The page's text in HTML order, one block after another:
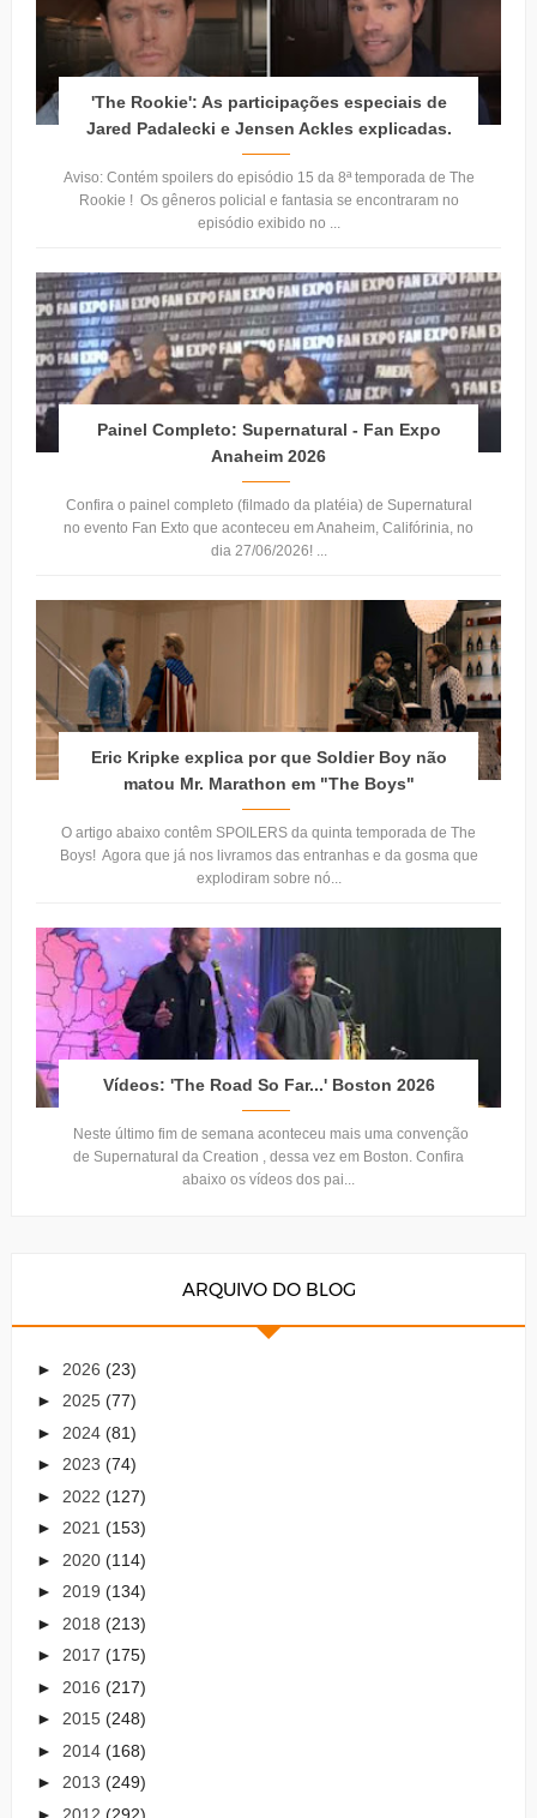
'The Rookie': As participações especiais de
Jared Padalecki e Jensen Ackles explicadas.
Aviso: Contém spoilers do episódio 15 da 8ª temporada de The
Rookie ! Os gêneros policial e fantasia se encontraram no
episódio exibido no ...
Painel Completo: Supernatural - Fan Expo
Anaheim 2026
Confira o painel completo (filmado da platéia) de Supernatural
no evento Fan Exto que aconteceu em Anaheim, Califórinia, no
dia 27/06/2026! ...
Eric Kripke explica por que Soldier Boy não
matou Mr. Marathon em "The Boys"
O artigo abaixo contêm SPOILERS da quinta temporada de The
Boys! Agora que já nos livramos das entranhas e da gosma que
explodiram sobre nó...
Vídeos: 'The Road So Far...' Boston 2026
Neste último fim de semana aconteceu mais uma convenção
de Supernatural da Creation , dessa vez em Boston. Confira
abaixo os vídeos dos pai...
ARQUIVO DO BLOG
► 2026 (23)
► 2025 (77)
► 2024 (81)
► 2023 (74)
► 2022 (127)
► 2021 (153)
► 2020 (114)
► 2019 (134)
► 2018 (213)
► 2017 (175)
► 2016 (217)
► 2015 (248)
► 2014 (168)
► 2013 (249)